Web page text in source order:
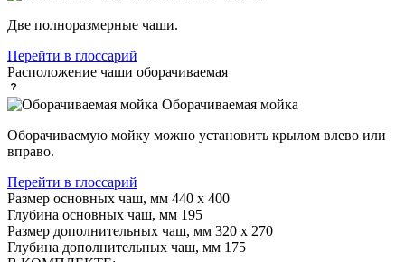
Две полноразмерные чаши.
Перейти в глоссарий
Расположение чаши оборачиваемая
Оборачиваемая мойка
Оборачиваемую мойку можно установить крылом влево или
вправо.
Перейти в глоссарий
Размер основных чаш, мм 440 х 400
Глубина основных чаш, мм 195
Размер дополнительных чаш, мм 320 х 270
Глубина дополнительных чаш, мм 175